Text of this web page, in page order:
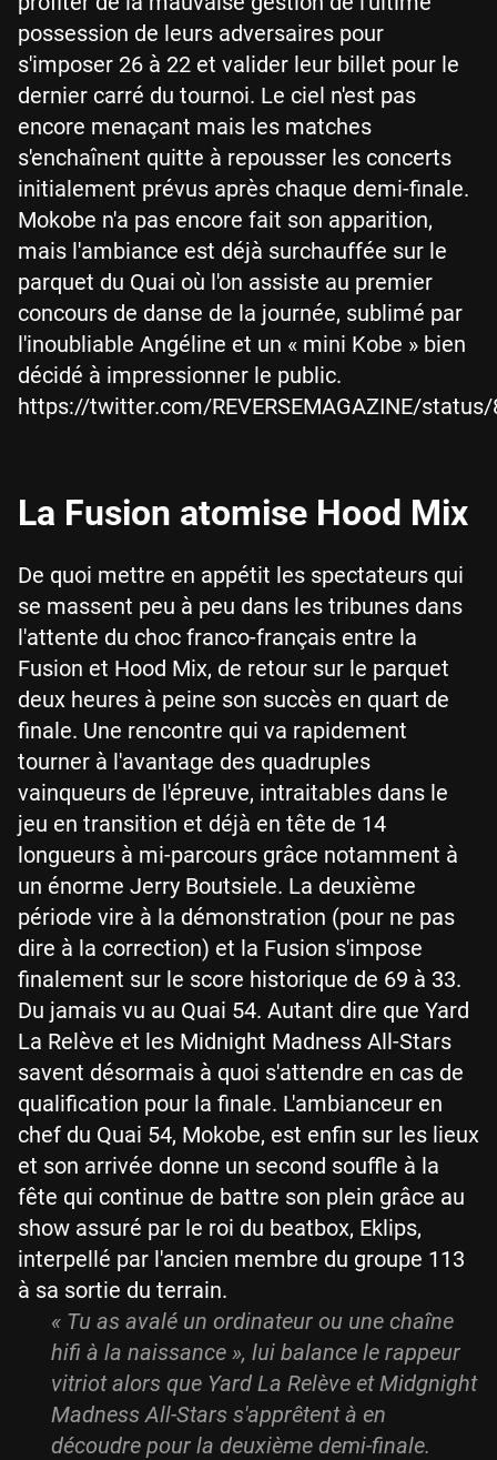
possession de leurs adversaires pour
s'imposer 26 à 22 et valider leur billet pour le
dernier carré du tournoi. Le ciel n'est pas
encore menaçant mais les matches
s'enchaînent quitte à repousser les concerts
initialement prévus après chaque demi-finale.
Mokobe n'a pas encore fait son apparition,
mais l'ambiance est déjà surchauffée sur le
parquet du Quai où l'on assiste au premier
concours de danse de la journée, sublimé par
l'inoubliable Angéline et un « mini Kobe » bien
décidé à impressionner le public.
https://twitter.com/REVERSEMAGAZINE/
La Fusion atomise Hood Mix
De quoi mettre en appétit les spectateurs qui
se massent peu à peu dans les tribunes dans
l'attente du choc franco-français entre la
Fusion et Hood Mix, de retour sur le parquet
deux heures à peine son succès en quart de
finale. Une rencontre qui va rapidement
tourner à l'avantage des quadruples
vainqueurs de l'épreuve, intraitables dans le
jeu en transition et déjà en tête de 14
longueurs à mi-parcours grâce notamment à
un énorme Jerry Boutsiele. La deuxième
période vire à la démonstration (pour ne pas
dire à la correction) et la Fusion s'impose
finalement sur le score historique de 69 à 33.
Du jamais vu au Quai 54. Autant dire que Yard
La Relève et les Midnight Madness All-Stars
savent désormais à quoi s'attendre en cas de
qualification pour la finale. L'ambianceur en
chef du Quai 54, Mokobe, est enfin sur les lieux
et son arrivée donne un second souffle à la
fête qui continue de battre son plein grâce au
show assuré par le roi du beatbox, Eklips,
interpellé par l'ancien membre du groupe 113
à sa sortie du terrain.
« Tu as avalé un ordinateur ou une chaîne
hifi à la naissance », lui balance le rappeur
vitriot alors que Yard La Relève et Midgnight
Madness All-Stars s'apprêtent à en
découdre pour la deuxième demi-finale.